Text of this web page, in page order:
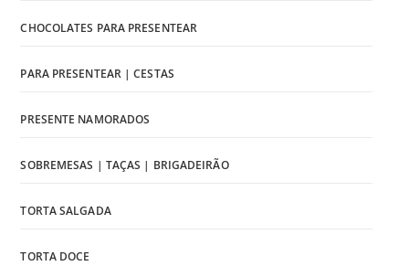
CHOCOLATES PARA PRESENTEAR
PARA PRESENTEAR | CESTAS
PRESENTE NAMORADOS
SOBREMESAS | TAÇAS | BRIGADEIRÃO
TORTA SALGADA
TORTA DOCE